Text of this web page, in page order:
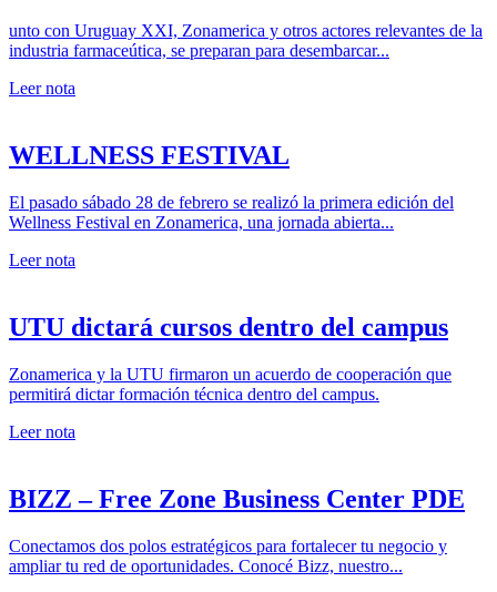
unto con Uruguay XXI, Zonamerica y otros actores relevantes de la
industria farmaceútica, se preparan para desembarcar...
Leer nota
WELLNESS FESTIVAL
El pasado sábado 28 de febrero se realizó la primera edición del
Wellness Festival en Zonamerica, una jornada abierta...
Leer nota
UTU dictará cursos dentro del campus
Zonamerica y la UTU firmaron un acuerdo de cooperación que
permitirá dictar formación técnica dentro del campus.
Leer nota
BIZZ – Free Zone Business Center PDE
Conectamos dos polos estratégicos para fortalecer tu negocio y
ampliar tu red de oportunidades. Conocé Bizz, nuestro...